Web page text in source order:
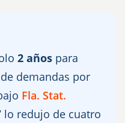
2 años para
demandas por
Fla. Stat.
lo redujo de cuatro